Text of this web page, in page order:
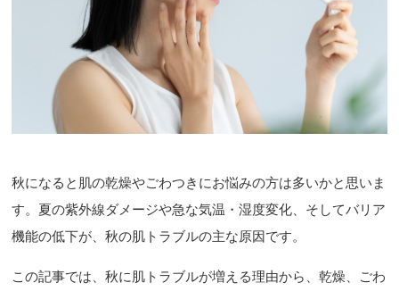
秋になると肌の乾燥やごわつきにお悩みの方は多いかと思いま
す。夏の紫外線ダメージや急な気温・湿度変化、そしてバリア
機能の低下が、秋の肌トラブルの主な原因です。
この記事では、秋に肌トラブルが増える理由から、乾燥、ごわ